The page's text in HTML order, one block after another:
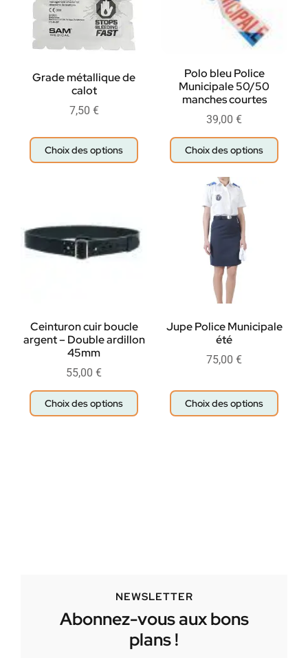
Grade métallique de
calot
7,50 €
Choix des options
Polo bleu Police
Municipale 50/50
manches courtes
39,00 €
Choix des options
Ceinturon cuir boucle
argent – Double ardillon
45mm
55,00 €
Choix des options
Jupe Police Municipale
été
75,00 €
Choix des options
NEWSLETTER
Abonnez-vous aux bons
plans !